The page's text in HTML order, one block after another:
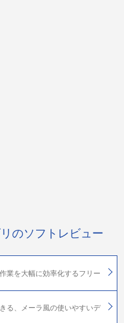
のソフトレビュー
業を大幅に効率化するフリー
る、メーラ風の使いやすいデ